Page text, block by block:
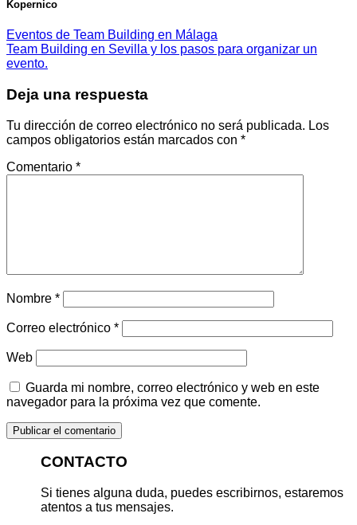
Kopernico
Eventos de Team Building en Málaga
Team Building en Sevilla y los pasos para organizar un
evento.
Deja una respuesta
Tu dirección de correo electrónico no será publicada. Los
campos obligatorios están marcados con *
Comentario *
Nombre *
Correo electrónico *
Web
Guarda mi nombre, correo electrónico y web en este
navegador para la próxima vez que comente.
CONTACTO
Si tienes alguna duda, puedes escribirnos, estaremos
atentos a tus mensajes.